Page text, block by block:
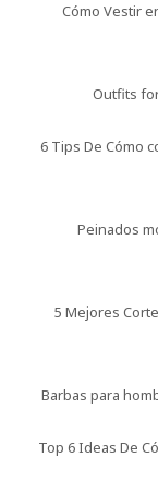
Cómo Vestir
Outfits
6 Tips De Cómo
Peinados
5 Mejores
Barbas para
Top 6 Ideas De